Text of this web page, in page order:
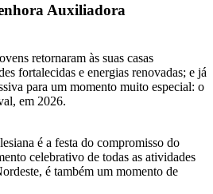
Auxiliadora
retornaram às suas casas
fortalecidas e energias renovadas; e já
para um momento muito especial: o
em 2026.
é a festa do compromisso do
celebrativo de todas as atividades
é também um momento de